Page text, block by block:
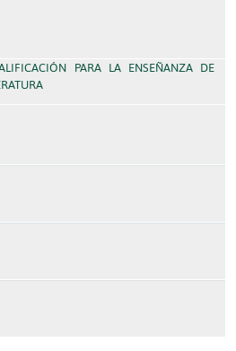
PARA LA ENSEÑANZA DE